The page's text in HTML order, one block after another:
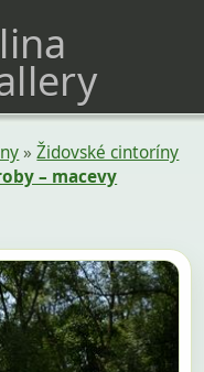
»Židovské cintoríny
– macevy